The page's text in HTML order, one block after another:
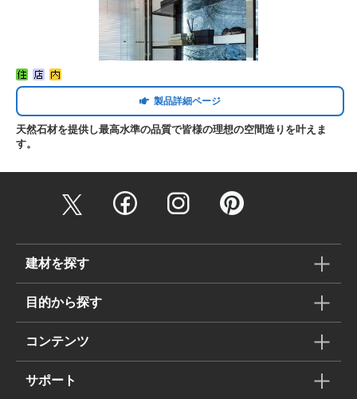
製品詳細ページ
天然石材を提供し最高水準の品質で皆様の理想の空間造りを叶えま
す。
建材を探す
目的から探す
コンテンツ
サポート